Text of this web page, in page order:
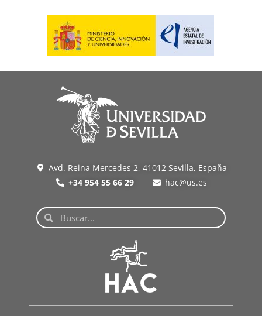
Avd. Reina Mercedes 2, 41012 Sevilla, España
+34 954 55 66 29
hac@us.es